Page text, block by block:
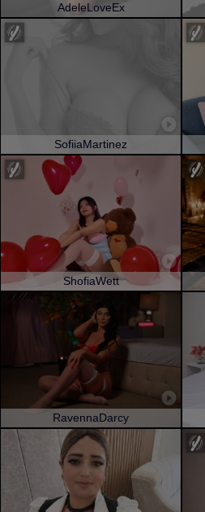
AdeleLoveEx
SofiiaMartinez
ShofiaWett
RavennaDarcy